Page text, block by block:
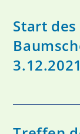
Start
3.12.2021